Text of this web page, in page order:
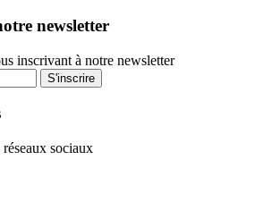
newsletter
inscrivant à notre newsletter
S'inscrire
sociaux